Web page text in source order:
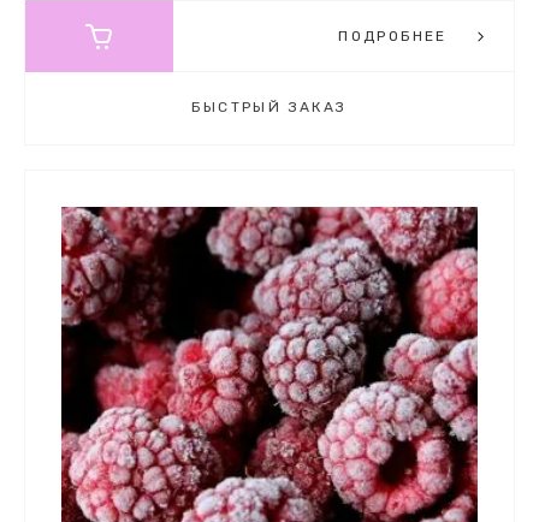
ПОДРОБНЕЕ
БЫСТРЫЙ ЗАКАЗ